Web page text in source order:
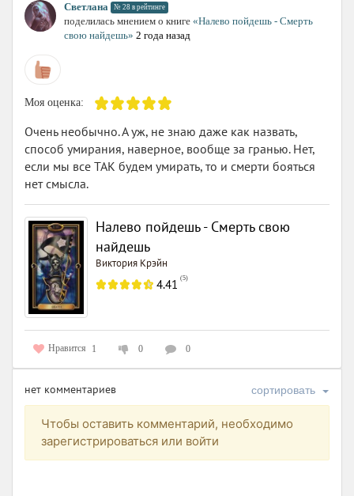
Светлана № 28 в рейтинге
поделилась мнением о книге «Налево пойдешь - Смерть
свою найдешь» 2 года назад
Моя оценка:
Очень необычно. А уж, не знаю даже как назвать,
способ умирания, наверное, вообще за гранью. Нет,
если мы все ТАК будем умирать, то и смерти бояться
нет смысла.
Налево пойдешь - Смерть свою
найдешь
Виктория Крэйн
4.41 (5)
Нравится 1 0 0